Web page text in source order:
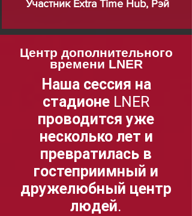
Участник Extra Time Hub, Рэй
Центр дополнительного
времени LNER
Наша сессия на
стадионе LNER
проводится уже
несколько лет и
превратилась в
гостеприимный и
дружелюбный центр
людей.